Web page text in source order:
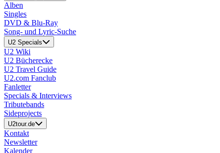
Alben
Singles
DVD & Blu-Ray
Song- und Lyric-Suche
U2 Specials
U2 Wiki
U2 Bücherecke
U2 Travel Guide
U2.com Fanclub
Fanletter
Specials & Interviews
Tributebands
Sideprojects
U2tour.de
Kontakt
Newsletter
Kalender